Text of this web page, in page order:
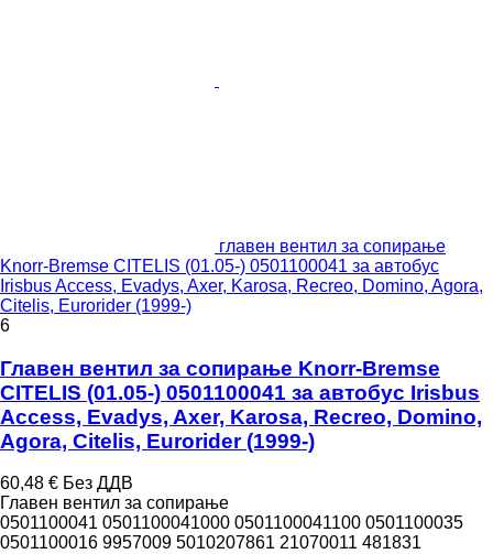
главен вентил за сопирање
Knorr-Bremse CITELIS (01.05-) 0501100041 за автобус
Irisbus Access, Evadys, Axer, Karosa, Recreo, Domino, Agora,
Citelis, Eurorider (1999-)
6
Главен вентил за сопирање Knorr-Bremse
CITELIS (01.05-) 0501100041 за автобус Irisbus
Access, Evadys, Axer, Karosa, Recreo, Domino,
Agora, Citelis, Eurorider (1999-)
60,48 € Без ДДВ
Главен вентил за сопирање
0501100041 0501100041000 0501100041100 0501100035
0501100016 9957009 5010207861 21070011 481831